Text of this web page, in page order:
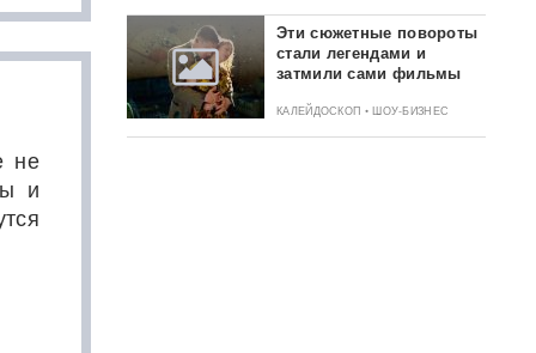
не
и
Эти сюжетные повороты
стали легендами и
затмили сами фильмы
КАЛЕЙДОСКОП • ШОУ-БИЗНЕС